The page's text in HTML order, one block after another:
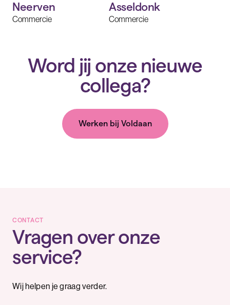
Neerven
Commercie
Asseldonk
Commercie
Word jij onze nieuwe
collega?
Werken bij Voldaan
CONTACT
Vragen over onze
service?
Wij helpen je graag verder.